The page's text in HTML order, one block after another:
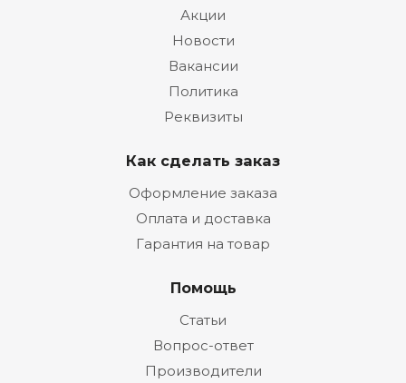
Акции
Новости
Вакансии
Политика
Реквизиты
Как сделать заказ
Оформление заказа
Оплата и доставка
Гарантия на товар
Помощь
Статьи
Вопрос-ответ
Производители